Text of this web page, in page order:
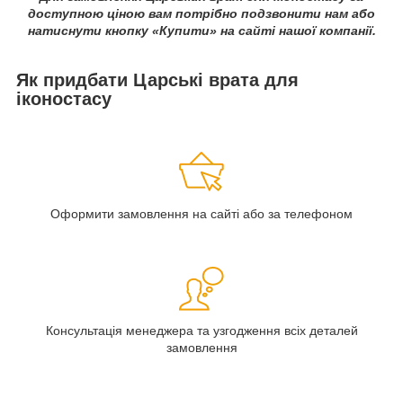
доступною ціною вам потрібно подзвонити нам або
натиснути кнопку «Купити» на сайті нашої компанії.
Як придбати Царські врата для
іконостасу
Оформити замовлення на сайті або за телефоном
Консультація менеджера та узгодження всіх деталей
замовлення